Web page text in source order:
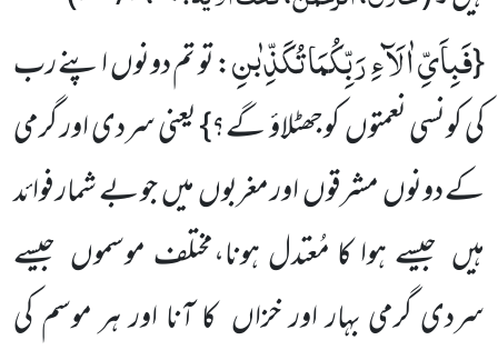
{فَبِاَیِّ اٰلَآءِ رَبِّكُمَا تُكَذِّبٰنِ: تو تم دونوں اپنے رب
کی کونسی نعمتوں کوجھٹلاؤ گے؟} یعنی سردی اور گرمی
کے دونوں مشرقوں اور مغربوں میں جو بے شمار فوائد
ہیں جیسے ہوا کا مُعتدل ہونا،مختلف موسموں جیسے
سردی گرمی بہار اور خزاں کا آنا اور ہر موسم کی